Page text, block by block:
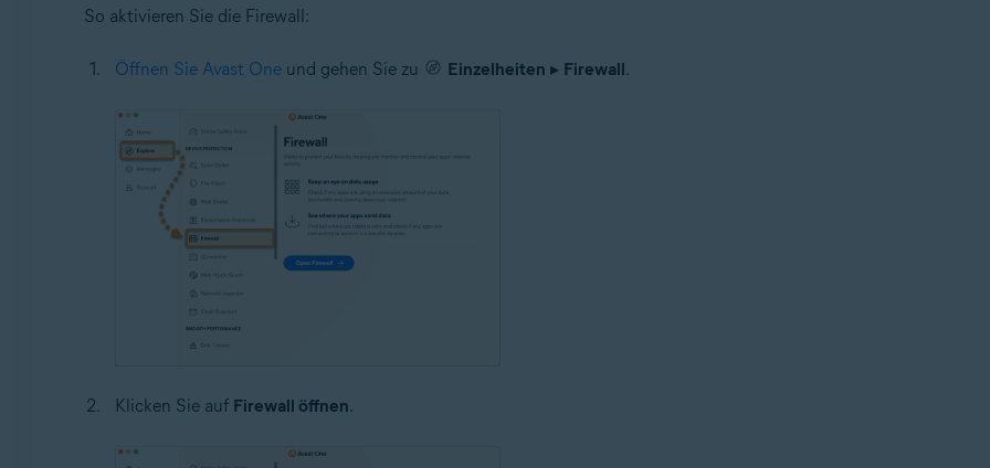
Apple macOS 12.x (Monterey)
Apple macOS 10.15.x (Catalina)
Apple macOS 10.13.x (High Sierra)
So aktivieren Sie die Firewall:
Öffnen Sie Avast Oneund gehen Sie zu Einzelheiten ▸ Firewall.
Klicken Sie auf Firewall öffnen.